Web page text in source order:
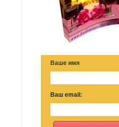
Ваше имя
Ваш email: